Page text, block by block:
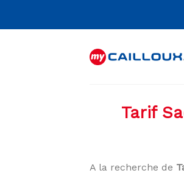
Tarif
A la recherche de